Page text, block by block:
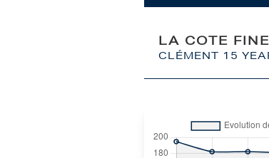
LA COTE
CLÉMENT 15